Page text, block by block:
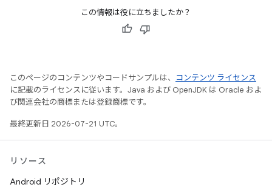
この情報は役に立ちましたか？
このページのコンテンツやコードサンプルは、
コンテンツ ライセンス
に記載のライセンスに従います。Java および OpenJDK は Oracle およ
び関連会社の商標または登録商標です。
最終更新日 2026-07-21 UTC。
リソース
Android リポジトリ